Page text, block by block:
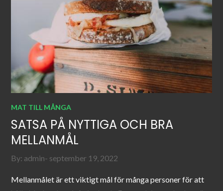
MAT TILL MÅNGA
SATSA PÅ NYTTIGA OCH BRA
MELLANMÅL
By: admin Posted
september 19, 2022
Mellanmålet är ett viktigt mål för många personer för att